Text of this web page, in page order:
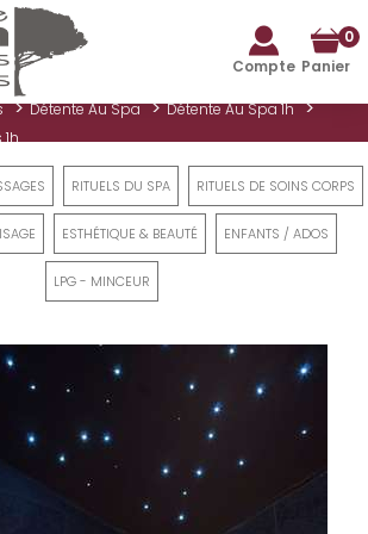
Compte
0
Panier
> Détente Au Spa > Détente Au Spa 1h >
RITUELS DU SPA RITUELS DE SOINS CORPS
ESTHÉTIQUE & BEAUTÉ ENFANTS / ADOS
LPG - MINCEUR